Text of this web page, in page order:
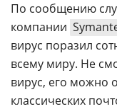
Конференции
Техника
По сообщению
компании
вирус поразил
всему миру. Не
вирус, его можно
классических